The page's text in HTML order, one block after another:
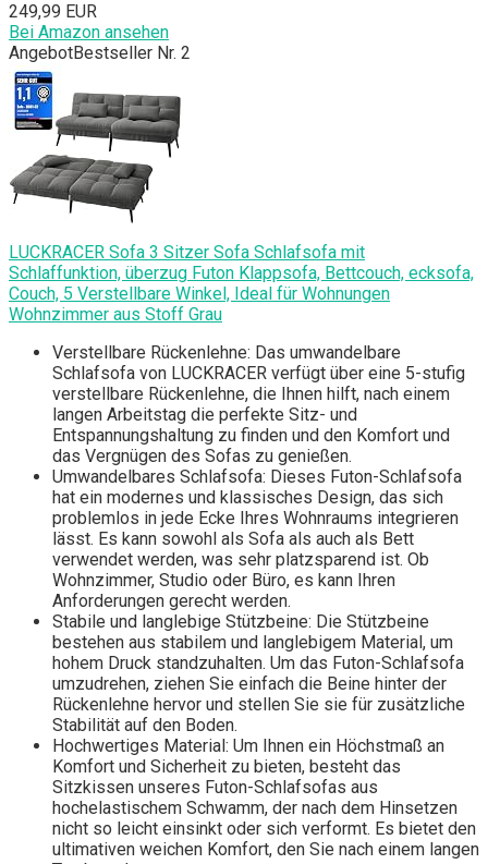
249,99 EUR
Bei Amazon ansehen
AngebotBestseller Nr. 2
LUCKRACER Sofa 3 Sitzer Sofa Schlafsofa mit
Schlaffunktion, überzug Futon Klappsofa, Bettcouch, ecksofa,
Couch, 5 Verstellbare Winkel, Ideal für Wohnungen
Wohnzimmer aus Stoff Grau
Verstellbare Rückenlehne: Das umwandelbare
Schlafsofa von LUCKRACER verfügt über eine 5-stufig
verstellbare Rückenlehne, die Ihnen hilft, nach einem
langen Arbeitstag die perfekte Sitz- und
Entspannungshaltung zu finden und den Komfort und
das Vergnügen des Sofas zu genießen.
Umwandelbares Schlafsofa: Dieses Futon-Schlafsofa
hat ein modernes und klassisches Design, das sich
problemlos in jede Ecke Ihres Wohnraums integrieren
lässt. Es kann sowohl als Sofa als auch als Bett
verwendet werden, was sehr platzsparend ist. Ob
Wohnzimmer, Studio oder Büro, es kann Ihren
Anforderungen gerecht werden.
Stabile und langlebige Stützbeine: Die Stützbeine
bestehen aus stabilem und langlebigem Material, um
hohem Druck standzuhalten. Um das Futon-Schlafsofa
umzudrehen, ziehen Sie einfach die Beine hinter der
Rückenlehne hervor und stellen Sie sie für zusätzliche
Stabilität auf den Boden.
Hochwertiges Material: Um Ihnen ein Höchstmaß an
Komfort und Sicherheit zu bieten, besteht das
Sitzkissen unseres Futon-Schlafsofas aus
hochelastischem Schwamm, der nach dem Hinsetzen
nicht so leicht einsinkt oder sich verformt. Es bietet den
ultimativen weichen Komfort, den Sie nach einem langen